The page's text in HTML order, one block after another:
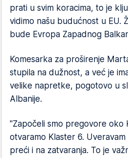
prati u svim koracima, to je
vidimo našu budućnost u EU.
bude Evropa Zapadnog
Komesarka za proširenje
stupila na dužnost, a već je
velike napretke, pogotovo u
Albanije.
"Započeli smo pregovore oko
otvaramo Klaster 6.
preći i na zatvaranja. To je